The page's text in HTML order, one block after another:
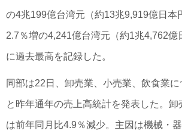
の4兆199億台湾元（約13兆9,919億日本
2.7％増の4,241億台湾元（約1兆4,762億
に過去最高を記録した。
同部は22日、卸売業、小売業、飲食業に
と昨年通年の売上高統計を発表した。卸
は前年同月比4.9％減少。主因は機械・